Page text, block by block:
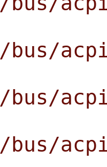
bus/
bus/
bus/